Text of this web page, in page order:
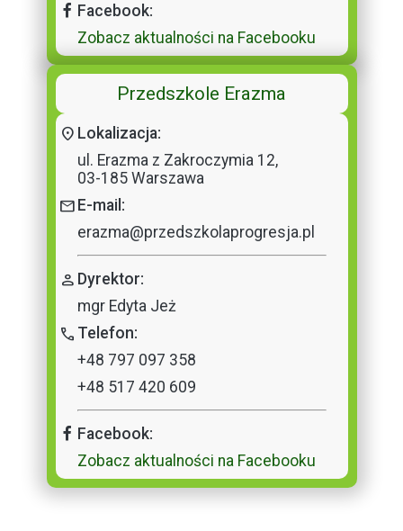
Facebook:
Zobacz aktualności na Facebooku
Przedszkole Erazma
location_on Lokalizacja:
ul. Erazma z Zakroczymia 12,
03-185 Warszawa
mail E-mail:
erazma@przedszkolaprogresja.pl
person Dyrektor:
mgr Edyta Jeż
call Telefon:
+48 797 097 358
+48 517 420 609
Facebook:
Zobacz aktualności na Facebooku